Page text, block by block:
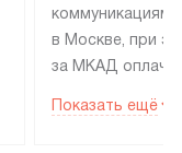
коммуникациям
в Москве, при
за МКАД
партнера
Показать ещё